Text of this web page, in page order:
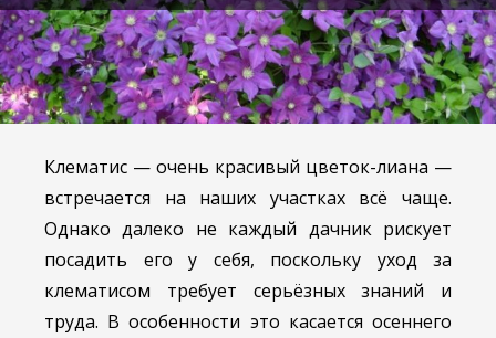
Клематис — очень красивый цветок-лиана —
встречается на наших участках всё чаще.
Однако далеко не каждый дачник рискует
посадить его у себя, поскольку уход за
клематисом требует серьёзных знаний и
труда. В особенности это касается осеннего